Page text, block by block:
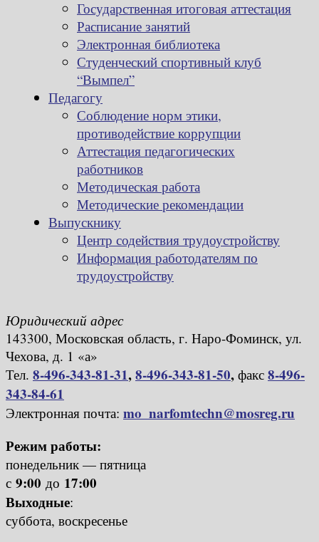
Государственная итоговая аттестация
Расписание занятий
Электронная библиотека
Студенческий спортивный клуб
“Вымпел”
Педагогу
Соблюдение норм этики,
противодействие коррупции
Аттестация педагогических
работников
Методическая работа
Методические рекомендации
Выпускнику
Центр содействия трудоустройству
Информация работодателям по
трудоустройству
Юридический адрес
143300, Московская область, г. Наро-Фоминск, ул.
Чехова, д. 1 «а»
Тел. 8-496-343-81-31,8-496-343-81-50, факс 8-496-
343-84-61
Электронная почта: mo_narfomtechn@mosreg.ru
Режим работы:
понедельник — пятница
с 9:00 до 17:00
Выходные:
суббота, воскресенье